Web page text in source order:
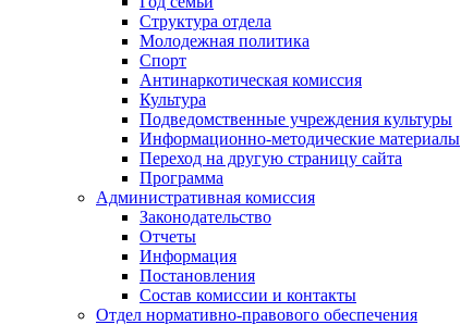
Структура отдела
Молодежная политика
Спорт
Антинаркотическая комиссия
Культура
Подведомственные учреждения культуры
Информационно-методические материалы
Переход на другую страницу сайта
Программа
Административная комиссия
Законодательство
Отчеты
Информация
Постановления
Состав комиссии и контакты
Отдел нормативно-правового обеспечения